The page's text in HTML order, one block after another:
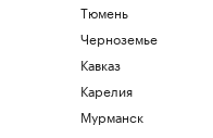
Тюмень
Черноземье
Кавказ
Карелия
Мурманск